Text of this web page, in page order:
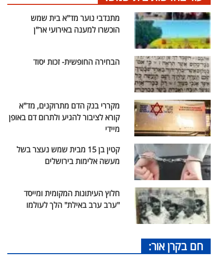
מתנדבי נוער מד"א בית שמש
הוכשרו למענה באירועי אר"ן
הבחירה החופשית- זכות יסוד
מקררי בנק הדם מתרוקנים, מד"א
קורא לציבור להגיע ולתרום דם באופן
מיידי
קטין בן 15 מבית שמש נעצר בשל
מעשה אלימות בירושלים
חלוץ העיתונות המקומית ומייסד
"ערב ערב באילת" הלך לעולמו
חם בקרן אור: